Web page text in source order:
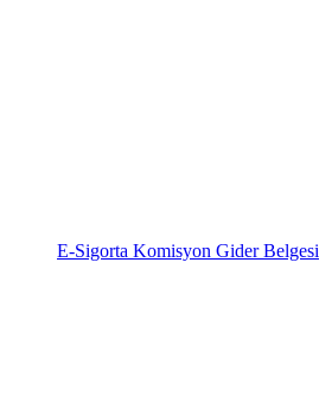
E-Sigorta Komisyon Gider Belgesi